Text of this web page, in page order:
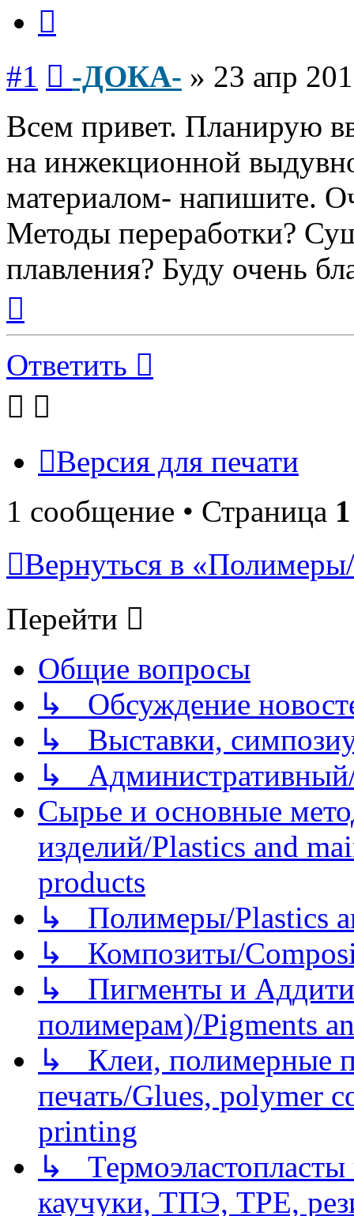
#1 -ДОКА- » 23 апр
Всем привет. Планирую
на инжекционной
материалом- напишите.
Методы переработки?
плавления? Буду очень
началу
Ответить
Версия для печати
1 сообщение • Страница 1
Вернуться в
Перейти
Общие вопросы
↳ Обсуждение
↳ Выставки,
↳
Сырье и основные
изделий/Plastics and
products
↳ Полимеры/Plastics
↳ Композиты/
↳ Пигменты и
полимерам)/Pigments
↳ Клеи, полимерные
печать/Glues, polymer
printing
↳
каучуки, ТПЭ, TPE,